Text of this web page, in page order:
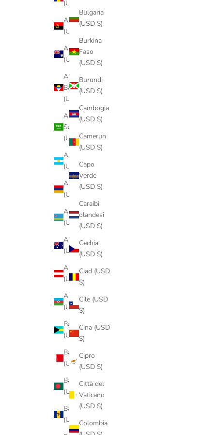
Bulgaria
(USD $)
Burkina
Faso
(USD $)
Burundi
(USD $)
Cambogia
(USD $)
Camerun
(USD $)
Capo
Verde
(USD $)
Caraibi
olandesi
(USD $)
Cechia
(USD $)
Ciad (USD
$)
Cile (USD
$)
Cina (USD
$)
Cipro
(USD $)
Città del
Vaticano
(USD $)
Colombia
Angola
Anguilla
(USD $)
Antigua e
Barbuda
Arabia
Saudita
(USD $)
Argentina
(USD $)
Armenia
Aruba
(USD $)
Australia
(USD $)
Austria
(USD $)
Azerbaigian
(USD $)
Bahamas
(USD $)
Bahrein
(USD $)
Bangladesh
(USD $)
Barbados
(USD $)